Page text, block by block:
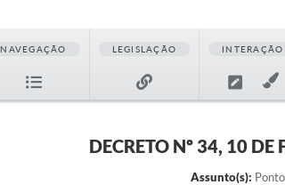
NAVEGAÇÃO LEGISLAÇÃO INTERAÇÃO
DECRETO Nº 34, 10 DE
Assunto(s):